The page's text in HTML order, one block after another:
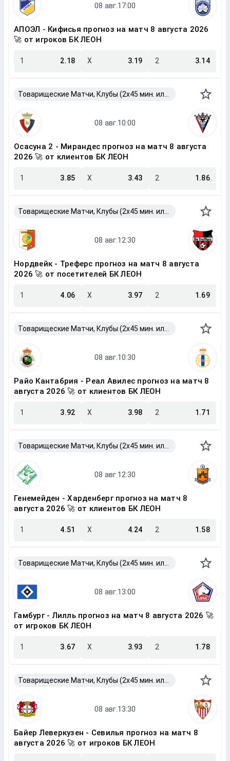
АПОЭЛ - Кифисья прогноз на матч 8 августа 2026
🚀 от игроков БК ЛЕОН
1 2.18 X 3.19 2 3.14
Осасуна 2 - Мирандес прогноз на матч 8 августа
2026 🚀 от клиентов БК ЛЕОН
1 3.85 X 3.43 2 1.86
Нордвейк - Треферс прогноз на матч 8 августа
2026 🚀 от посетителей БК ЛЕОН
1 4.06 X 3.97 2 1.69
Райо Кантабрия - Реал Авилес прогноз на матч 8
августа 2026 🚀 от клиентов БК ЛЕОН
1 3.92 X 3.98 2 1.71
Генемейден - Харденберг прогноз на матч 8
августа 2026 🚀 от клиентов БК ЛЕОН
1 4.51 X 4.24 2 1.58
Гамбург - Лилль прогноз на матч 8 августа 2026 🚀
от игроков БК ЛЕОН
1 3.67 X 3.93 2 1.78
Байер Леверкузен - Севилья прогноз на матч 8
августа 2026 🚀 от игроков БК ЛЕОН